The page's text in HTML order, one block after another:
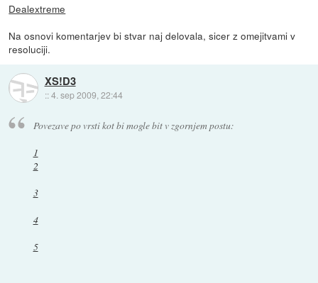
Dealextreme
Na osnovi komentarjev bi stvar naj delovala, sicer z omejitvami v
resoluciji.
XS!D3
::4. sep 2009, 22:44
Povezave po vrsti kot bi mogle bit v zgornjem postu:
1
2
3
4
5